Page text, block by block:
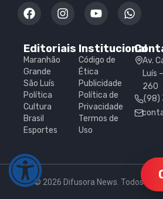
Editoriais
Maranhão
Grande
São Luís
Política
Cultura
Brasil
Esportes
Institucional
Código de
Ética
Publicidade
Política de
Privacidade
Termos de
Uso
Av.
Luís
260
(98)
© 2026 Difusora News. Todos os